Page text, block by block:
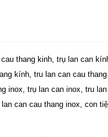
thang kinh, trụ lan can
kính, tru lan can cau
inox, trụ lan can inox, tru
can cau thang inox, con